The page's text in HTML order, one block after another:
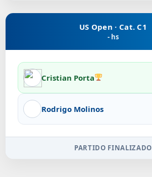
US Open · Cat. C1
- hs
Cristian Porta
Rodrigo Molinos
PARTIDO FINALIZADO